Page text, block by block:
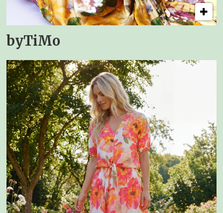
byTiMo